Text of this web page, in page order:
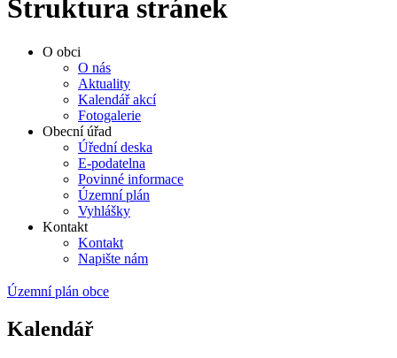
Struktura stránek
O obci
O nás
Aktuality
Kalendář akcí
Fotogalerie
Obecní úřad
Úřední deska
E-podatelna
Povinné informace
Územní plán
Vyhlášky
Kontakt
Kontakt
Napište nám
Územní plán obce
Kalendář